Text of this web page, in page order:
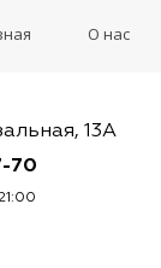
О нас
13А
70